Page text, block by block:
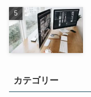
カテゴリー